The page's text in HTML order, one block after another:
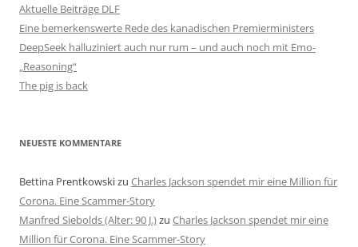
Aktuelle Beiträge DLF
Eine bemerkenswerte Rede des kanadischen Premierministers
DeepSeek halluziniert auch nur rum – und auch noch mit Emo-
„Reasoning“
The pig is back
NEUESTE KOMMENTARE
Bettina Prentkowskizu Charles Jackson spendet mir eine Million für
Corona. Eine Scammer-Story
Manfred Siebolds (Alter: 90 J.)zu Charles Jackson spendet mir eine
Million für Corona. Eine Scammer-Story